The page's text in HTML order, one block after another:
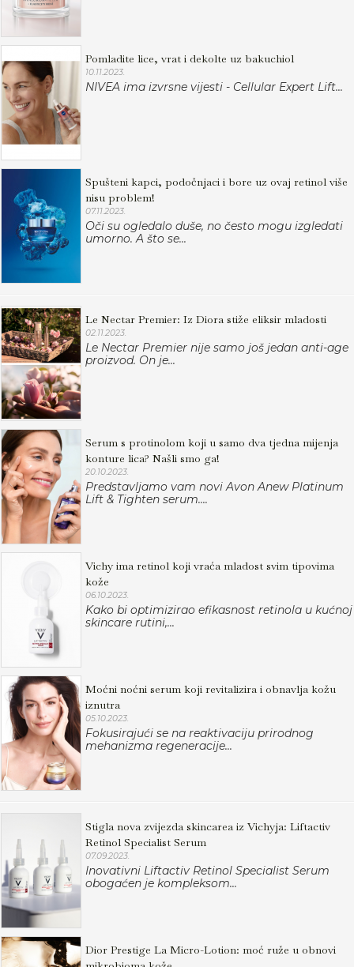
Pomladite lice, vrat i dekolte uz bakuchiol
10.11.2023.
NIVEA ima izvrsne vijesti - Cellular Expert Lift...
Spušteni kapci, podočnjaci i bore uz ovaj retinol više
nisu problem!
07.11.2023.
Oči su ogledalo duše, no često mogu izgledati
umorno. A što se...
Le Nectar Premier: Iz Diora stiže eliksir mladosti
02.11.2023.
Le Nectar Premier nije samo još jedan anti-age
proizvod. On je...
Serum s protinolom koji u samo dva tjedna mijenja
konture lica? Našli smo ga!
20.10.2023.
Predstavljamo vam novi Avon Anew Platinum
Lift & Tighten serum....
Vichy ima retinol koji vraća mladost svim tipovima
kože
06.10.2023.
Kako bi optimizirao efikasnost retinola u kućnoj
skincare rutini,...
Moćni noćni serum koji revitalizira i obnavlja kožu
iznutra
05.10.2023.
Fokusirajući se na reaktivaciju prirodnog
mehanizma regeneracije...
Stigla nova zvijezda skincarea iz Vichyja: Liftactiv
Retinol Specialist Serum
07.09.2023.
Inovativni Liftactiv Retinol Specialist Serum
obogaćen je kompleksom...
Dior Prestige La Micro-Lotion: moć ruže u obnovi